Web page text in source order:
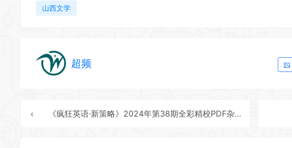
山西文学
超频
《疯狂英语·新策略》2024年第38期全彩精校PDF杂志下载